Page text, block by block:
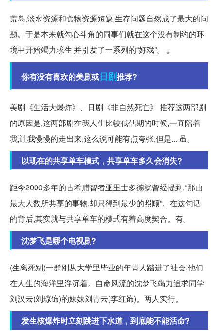
荒岛,淡水资源和食物资源短缺,生存问题自然成了最大的问
题。于是本来就勾心斗角的同事们就在这个没有制约的环
境中开始竭力求生,并引发了一系列的“好戏”。 。
你有没有喜欢的美剧或日剧推荐?
美剧《生活大爆炸》、日剧《非自然死亡》 推荐这两部剧
的原因是,这两部剧在我人生比较低估期的时候,一直陪着
我,让我慢慢的走出来,这么说可能有点夸张,但是... 虽。
以现在的共享单车模式，共享单车多久会消失?
距今2000多年的古希腊智者亚里士多德就曾经提到,“那由
最大人数所共享的事物,却只得到最少的照顾”。在这句话
的背后,其实就与共享单车的模式有着高度契合。有。
沈梦飞是哪个电视剧?
(生离死别)一群刚从大学里毕业的年青人踏进了社会,他们
在人生的海洋里浮沉着。自命风流的沈梦飞竭力追求同学
刘汉云(刘琼饰)的妹妹刘青云(李红饰)。两人实行。
发生核爆炸时立刻跳进下水道，到底能不能活命?